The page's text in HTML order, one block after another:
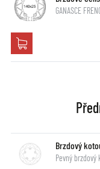
GANASCE
Brzdový
Pevný brzdový